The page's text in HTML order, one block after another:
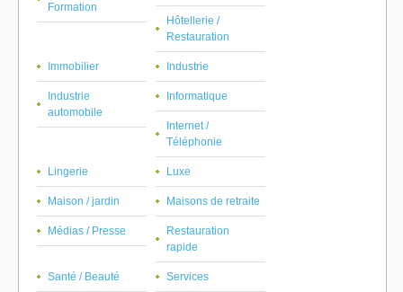
Formation
Hôtellerie /
Restauration
Immobilier Industrie
Industrie
automobile
Informatique
Internet /
Téléphonie
Lingerie Luxe
Maison / jardin Maisons de retraite
Médias / Presse
Restauration
rapide
Santé / Beauté Services